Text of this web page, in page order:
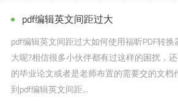
pdf编辑英文间距过大
pdf编辑英文间距过大如何使用福昕PDF转
大呢?相信很多小伙伴都有过这样的困扰，
的毕业论文或者是老师布置的需要交的文档
到pdf编辑英文间距...